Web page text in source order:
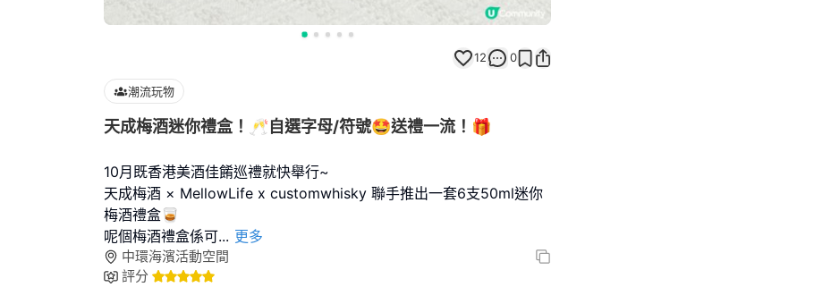
12 0
潮流玩物
天成梅酒迷你禮盒！🥂自選字母/符號🤩送禮一流！🎁
10月既香港美酒佳餚巡禮就快舉行~
天成梅酒 × MellowLife x customwhisky 聯手推出一套6支50ml迷你
梅酒禮盒🥃
呢個梅酒禮盒係可... 更多
中環海濱活動空間
評分